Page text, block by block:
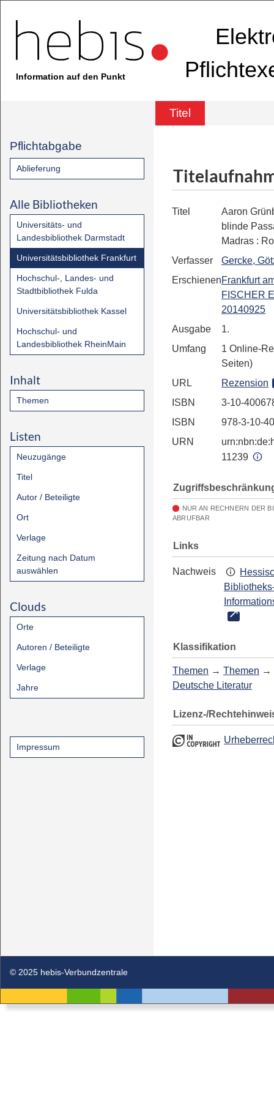
Information auf den Punkt
Titel
Pflichtabgabe
Ablieferung
Alle Bibliotheken
Universitäts- und
Landesbibliothek Darmstadt
Universitätsbibliothek Frankfurt
Hochschul-, Landes- und
Stadtbibliothek Fulda
Universitätsbibliothek Kassel
Hochschul- und
Landesbibliothek RheinMain
Inhalt
Themen
Listen
Neuzugänge
Titel
Autor / Beteiligte
Ort
Verlage
Zeitung nach Datum
auswählen
Clouds
Orte
Autoren / Beteiligte
Verlage
Jahre
Impressum
Titel
Aaron
blinde
Madras :
Verfasser
Gercke,
ErschienenFrankfurt
FISCHER
20140925
Ausgabe
1.
Umfang
1 Online-
Seiten)
URL
Rezension
ISBN
3-10-
ISBN
978-3-10-
URN
11239
NUR AN RECHNERN DER
ABRUFBAR
Links
Nachweis
Klassifikation
Themen → Themen →
Deutsche Literatur
Lizenz-/
© 2025 hebis-Verbundzentrale